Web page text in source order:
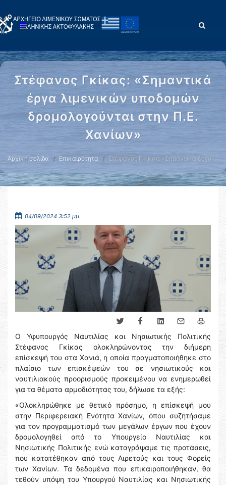
Στέφανος Γκίκας: «Σημαντικά
έργα λιμενικών υποδομών
δρομολογούνται στην Π.Ε.
Χανίων»
Αρχική σελίδα Επικαιρότητα Στέφανος Γκίκας: «Σημαντικά έργα …
04/09/2024 3:52 μμ.
Ο Υφυπουργός Ναυτιλίας και Νησιωτικής Πολιτικής
Στέφανος Γκίκας ολοκληρώνοντας την διήμερη
επίσκεψή του στα Χανιά, η οποία πραγματοποιήθηκε στο
πλαίσιο των επισκέψεών του σε νησιωτικούς και
ναυτιλιακούς προορισμούς προκειμένου να ενημερωθεί
για τα θέματα αρμοδιότητας του, δήλωσε τα εξής:
«Ολοκληρώθηκε με θετικό πρόσημο, η επίσκεψή μου
στην Περιφερειακή Ενότητα Χανίων, όπου συζητήσαμε
για τον προγραμματισμό των μεγάλων έργων που έχουν
δρομολογηθεί από το Υπουργείο Ναυτιλίας και
Νησιωτικής Πολιτικής ενώ καταγράψαμε τις προτάσεις,
που κατατέθηκαν από τους Αιρετούς και τους Φορείς
των Χανίων. Τα δεδομένα που επικαιροποιήθηκαν, θα
τεθούν υπόψη του Υπουργού Ναυτιλίας και Νησιωτικής